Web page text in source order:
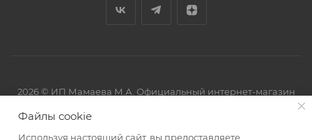
2026 © ИП Мамаева М.А. Официальный интернет-магазин
Файлы cookie
Используя настоящий сайт, вы предоставляете